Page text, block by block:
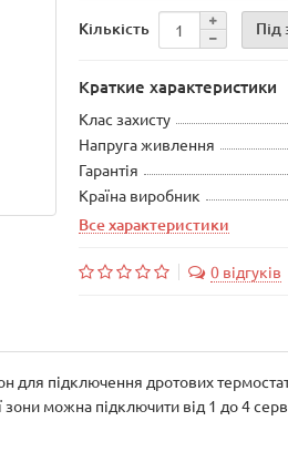
Кількість Під
Краткие характеристики
Клас захисту
Напруга живлення
Гарантія
Країна виробник
Все характеристики
0 відгуків
для підключення дротових
можна підключити від 1 до 4